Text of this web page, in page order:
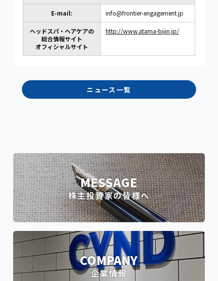
E-mail: info@frontier-engagement.jp
ヘッドスパ・ヘアケアの
総合情報サイト
オフィシャルサイト
http://www.atama-bijin.jp/
ニュース一覧
MESSAGE
株主投資家の皆様へ
COMPANY
企業情報